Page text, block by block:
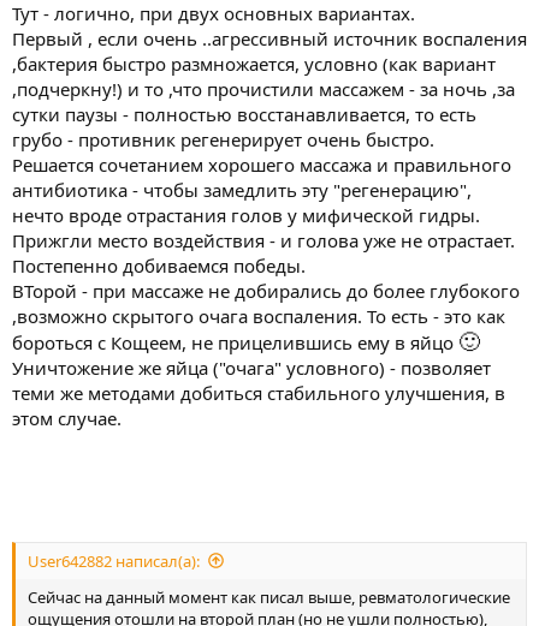
Тут - логично, при двух основных вариантах.
Первый , если очень ..агрессивный источник воспаления
,бактерия быстро размножается, условно (как вариант
,подчеркну!) и то ,что прочистили массажем - за ночь ,за
сутки паузы - полностью восстанавливается, то есть
грубо - противник регенерирует очень быстро.
Решается сочетанием хорошего массажа и правильного
антибиотика - чтобы замедлить эту "регенерацию",
нечто вроде отрастания голов у мифической гидры.
Прижгли место воздействия - и голова уже не отрастает.
Постепенно добиваемся победы.
ВТорой - при массаже не добирались до более глубокого
,возможно скрытого очага воспаления. То есть - это как
бороться с Кощеем, не прицелившись ему в яйцо 🙂
Уничтожение же яйца ("очага" условного) - позволяет
теми же методами добиться стабильного улучшения, в
этом случае.
User642882 написал(а):
Сейчас на данный момент как писал выше, ревматологические
ощущения отошли на второй план (но не ушли полностью),